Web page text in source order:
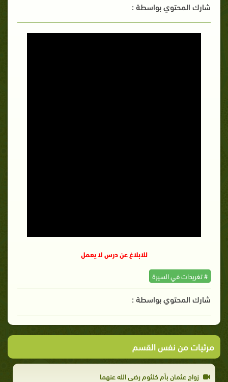
شارك المحتوي بواسطة :
للابلاغ عن درس لا يعمل
# تغريدات في السيرة
شارك المحتوي بواسطة :
مرئيات من نفس القسم
زواج عثمان بأم كلثوم رضي الله عنهما